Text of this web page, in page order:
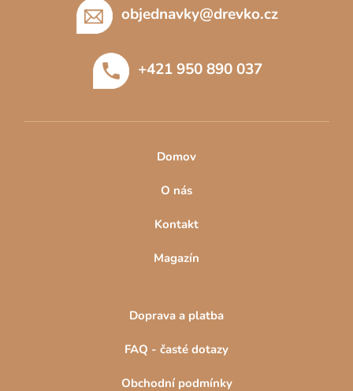
objednavky@drevko.cz
+421 950 890 037
Domov
O nás
Kontakt
Magazín
Doprava a platba
FAQ - časté dotazy
Obchodní podmínky